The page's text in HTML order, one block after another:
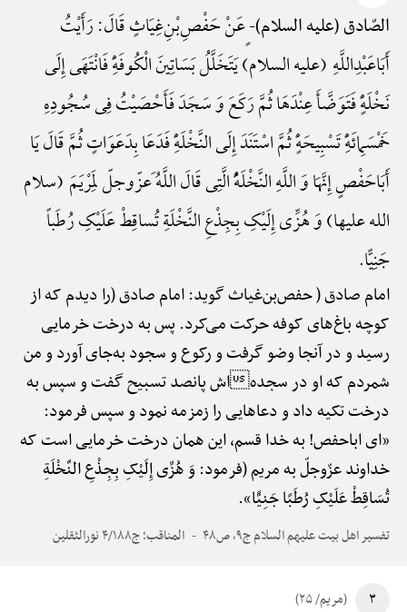
الصّادق (علیه السلام)-ٍعَنْ حَفْصِ‌بْنِ‌غِیَاثٍ قَالَ: رَأَیْتُ
أَبَاعَبْدِ‌اللَّهِ (علیه السلام) یَتَخَلَّلُ بَسَاتِینَ الْکُوفَهًِْ فَانْتَهَی إِلَی
نَخْلَهًٍْ فَتَوَضَّأَ عِنْدَهَا ثُمَّ رَکَعَ وَ سَجَدَ فَأَحْصَیْتُ فِی سُجُودِهِ
خَمْسَمِائَهًِْ تَسْبِیحَهًٍْ ثُمَّ اسْتَنَدَ إِلَی النَّخْلَهًِْ فَدَعَا بِدَعَوَاتٍ ثُمَّ قَالَ یَا
أَبَاحَفْصٍ إِنَّهَا وَ اللَّهِ النَّخْلَهًُْ الَّتِی قَالَ اللَّهُ َعزّوجلّ لِمَرْیَمَ (سلام
الله علیها) وَ هُزِّی إِلَیْکِ بِجِذْعِ النَّخْلَةِ تُساقِطْ عَلَیْکِ رُطَباً
جَنِیًّا.
امام صادق ( حفص‌بن‌غیاث گوید: امام صادق (را دیدم که از
کوچه باغ‌های کوفه حرکت می‌کرد. پس به درخت خرمایی
رسید و در آنجا وضو گرفت و رکوع و سجود به‌جای آورد و من
شمردم که او در سجدهاش پانصد تسبیح گفت و سپس به
درخت تکیه داد و دعاهایی را زمزمه نمود و سپس فرمود:
«ای اباحفص! به خدا قسم، این همان درخت خرمایی است که
خداوند عزّوجلّ به مریم (فرمود: وَ هُزِّی إِلَیْکِ بِجِذْعِ النَّخْلَةِ
تُسَاقِطْ عَلَیْکِ رُطَبًا جَنِیًّا».
تفسیر اهل بیت علیهم السلام ج۹، ص۴۸ المناقب؛ ج۴/۱۸۸ نورالثقلین
۳ (مریم/ ۲۵)